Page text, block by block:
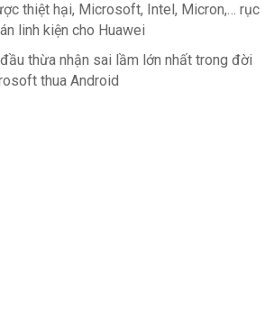
thiệt hại, Microsoft, Intel, Micron,… rục
linh kiện cho Huawei
thừa nhận sai lầm lớn nhất trong đời
thua Android